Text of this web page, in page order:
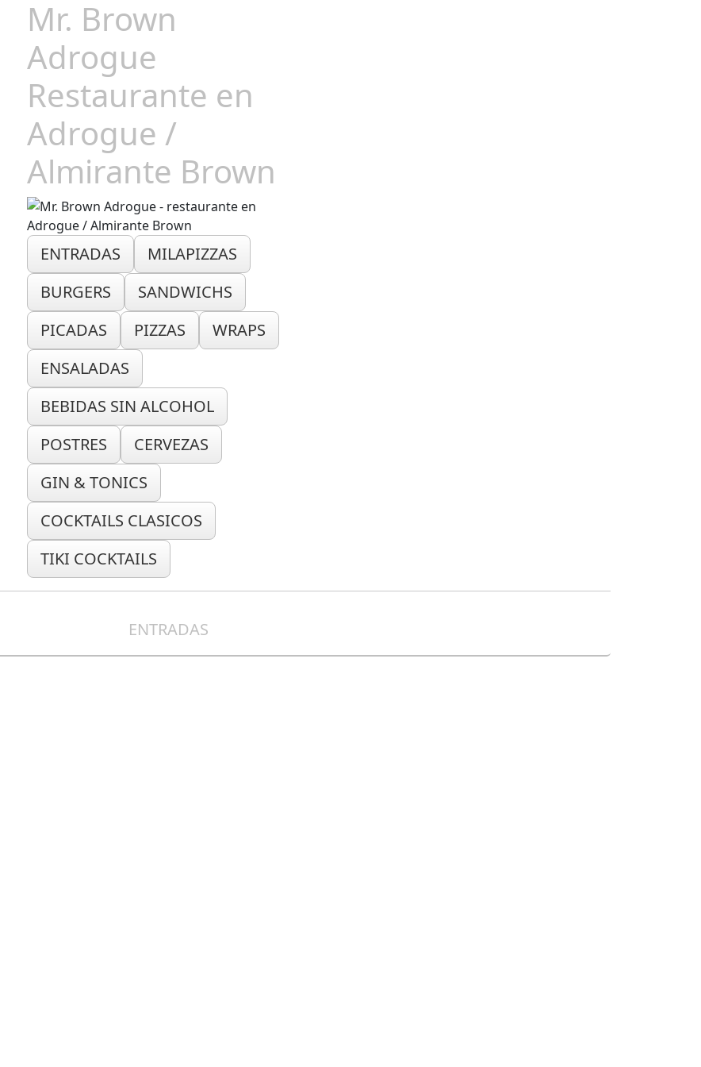
Mr. Brown
Adrogue
Restaurante en
Adrogue /
Almirante Brown
ENTRADAS
MILAPIZZAS
BURGERS
SANDWICHS
PICADAS
PIZZAS
WRAPS
ENSALADAS
BEBIDAS SIN ALCOHOL
POSTRES
CERVEZAS
GIN & TONICS
COCKTAILS CLASICOS
TIKI COCKTAILS
ENTRADAS